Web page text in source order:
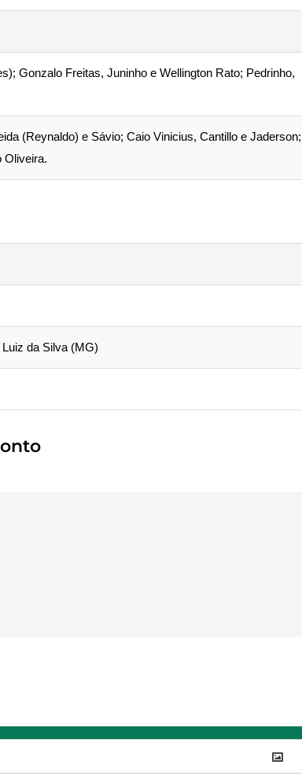
Gonzalo Freitas, Juninho e Wellington Rato; Pedrinho,
(Reynaldo) e Sávio; Caio Vinicius, Cantillo e Jaderson;
Oliveira.
da Silva (MG)